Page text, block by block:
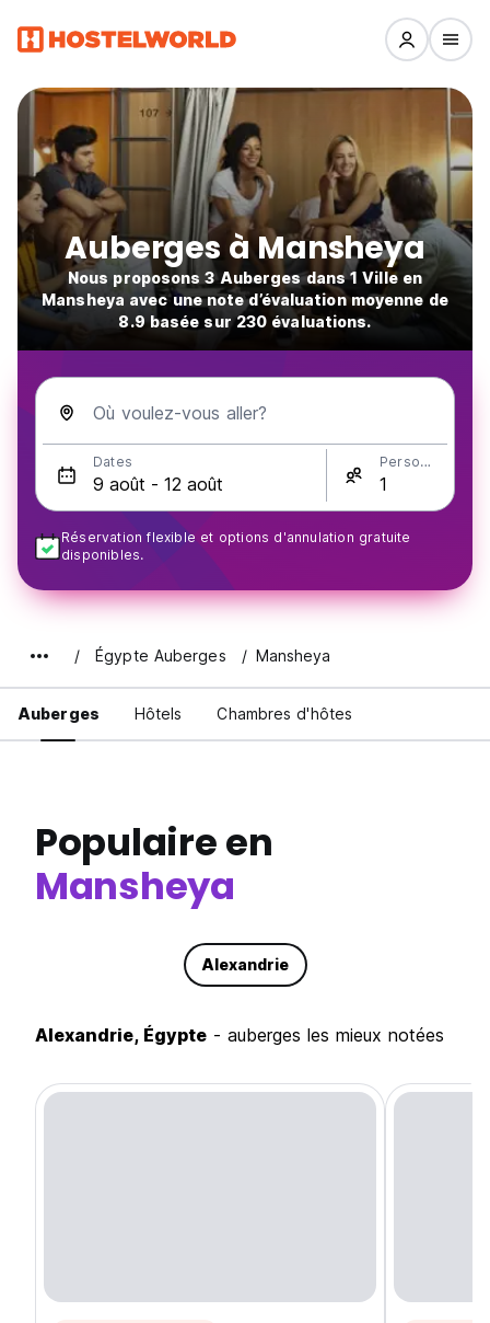
Auberges à Mansheya
Nous proposons 3 Auberges dans 1 Ville en
Mansheya avec une note d’évaluation moyenne de
8.9 basée sur 230 évaluations.
Où voulez-vous aller?
Dates Personnes
Réservation flexible et options d'annulation gratuite
disponibles.
Égypte Auberges Mansheya
Auberges Hôtels Chambres d'hôtes
Populaire en
Mansheya
Alexandrie
Alexandrie, Égypte - auberges les mieux notées